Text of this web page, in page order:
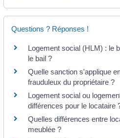
Questions ? Réponses !
Logement social (HLM) : le
le bail ?
Quelle sanction s'applique
frauduleux du propriétaire ?
Logement social ou
différences pour le locataire
Quelles différences entre
meublée ?